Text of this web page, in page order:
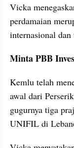
Vicka
perdamaian
internasional
Minta PBB
Kemlu telah
awal dari
gugurnya tiga
UNIFIL di